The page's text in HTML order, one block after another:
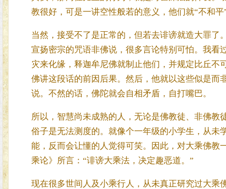
教很好，可是一讲空性般若的意义，他们就“不和
当然，接受不了是正常的，但若去诽谤就造大罪
宣扬密宗的咒语非佛说，很多言论特别可怕。我看
灾来化缘，释迦牟尼佛就制止他们，并规定比丘
佛讲这段话的前因后果。然后，他就以这些似是而
说。不然的话，佛陀就会自相矛盾，自打嘴巴。
所以，智慧尚未成熟的人，无论是佛教徒、非佛
俗子是无法测度的。就像个一年级的小学生，从未
能，反而会让懂的人觉得可笑。因此，对大乘佛教
乘论》所言：“诽谤大乘法，决定趣恶道。”
现在很多世间人及小乘行人，从未真正研究过大乘